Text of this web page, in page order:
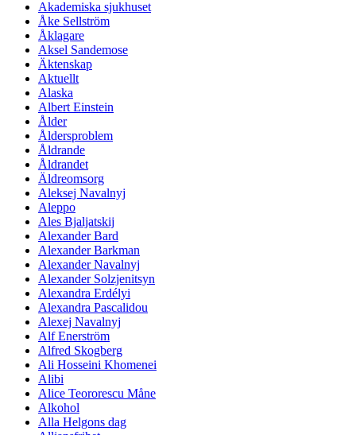
Akademiska sjukhuset
Åke Sellström
Åklagare
Aksel Sandemose
Äktenskap
Aktuellt
Alaska
Albert Einstein
Ålder
Åldersproblem
Åldrande
Åldrandet
Äldreomsorg
Aleksej Navalnyj
Aleppo
Ales Bjaljatskij
Alexander Bard
Alexander Barkman
Alexander Navalnyj
Alexander Solzjenitsyn
Alexandra Erdélyi
Alexandra Pascalidou
Alexej Navalnyj
Alf Enerström
Alfred Skogberg
Ali Hosseini Khomenei
Alibi
Alice Teororescu Måne
Alkohol
Alla Helgons dag